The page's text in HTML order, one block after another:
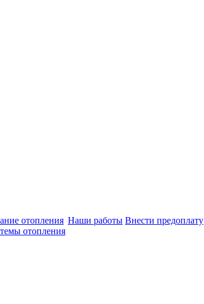
отопления
отопления
Наши работы Внести предоплату